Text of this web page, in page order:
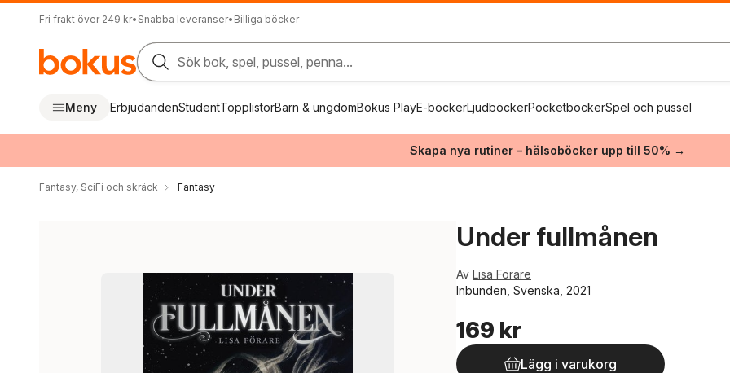
Fri frakt över 249 kr• Snabba leveranser• Billiga böcker
Sök bok, spel, pussel, penna...
Meny ErbjudandenStudentTopplistorBarn & ungdomBokus PlayE-böckerLjudböckerPocketböckerSpel och pussel
Skapa nya rutiner – hälsoböcker upp till 50% →
Fantasy, SciFi och skräck Fantasy
Under fullmånen
Av Lisa Förare
Inbunden, Svenska, 2021
169 kr
Lägg i varukorg